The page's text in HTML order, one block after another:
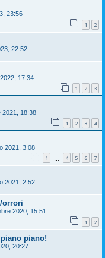
23:56
1 2
22:52
17:34
1 2 3
2021, 18:38
1 2 3 4
2021, 3:08
1 4 5 6 7
2021, 2:52
orrori
2020, 15:51
1 2
piano!
20:27